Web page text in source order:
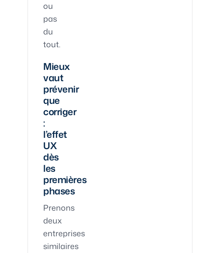
ou
pas
du
tout.
Mieux
vaut
prévenir
que
corriger
:
l’effet
UX
dès
les
premières
phases
Prenons
deux
entreprises
similaires